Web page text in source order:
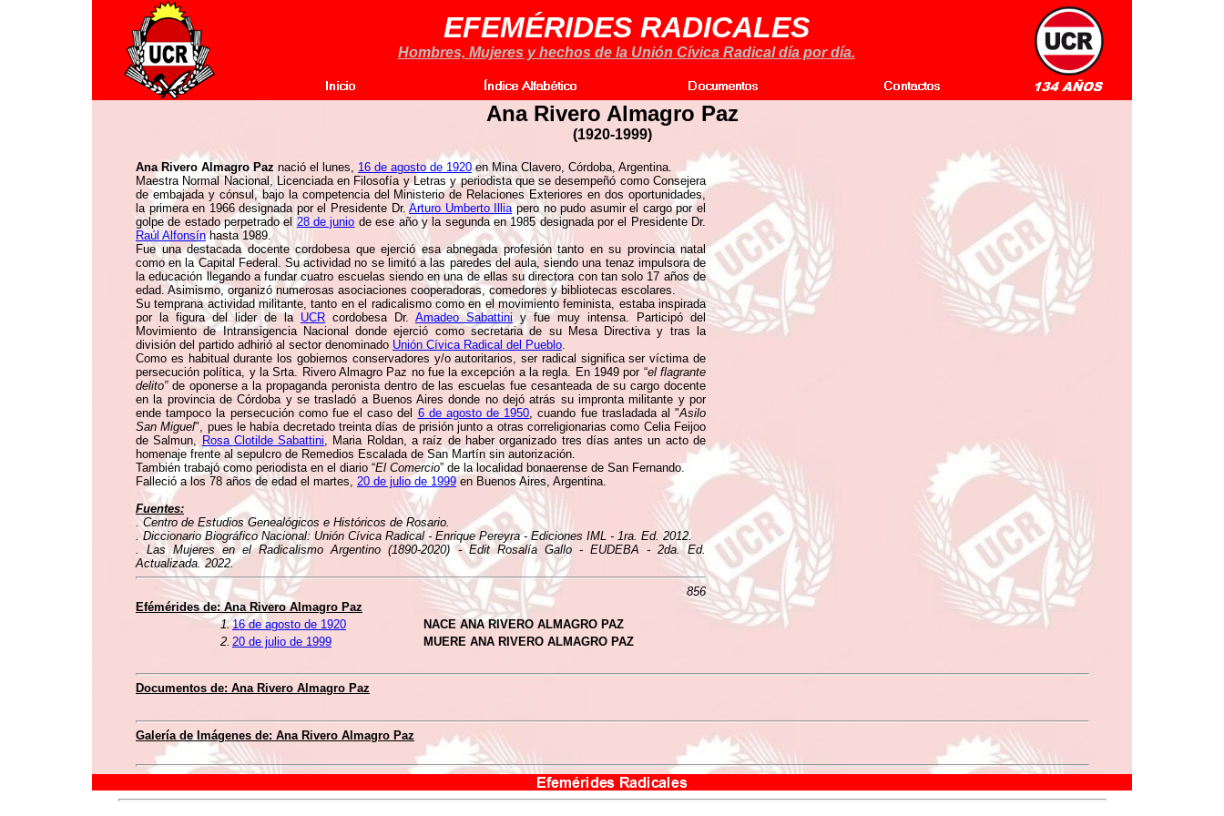
EFEMÉRIDES RADICALES
Hombres, Mujeres y hechos de la Unión Cívica Radical día por día.
Ana Rivero Almagro Paz
(1920-1999)
Ana Rivero Almagro Paz nació el lunes, 16 de agosto de 1920en Mina Clavero, Córdoba, Argentina.
Maestra Normal Nacional, Licenciada en Filosofía y Letras y periodista que se desempeñó como Consejera
de embajada y cónsul, bajo la competencia del Ministerio de Relaciones Exteriores en dos oportunidades,
la primera en 1966 designada por el Presidente Dr.Arturo Umberto Illiapero no pudo asumir el cargo por el
golpe de estado perpetrado el 28 de junio de ese año y la segunda en 1985 designada por el Presidente Dr.
Raúl Alfonsínhasta 1989.
Fue una destacada docente cordobesa que ejerció esa abnegada profesión tanto en su provincia natal
como en la Capital Federal. Su actividad no se limitó a las paredes del aula, siendo una tenaz impulsora de
la educación llegando a fundar cuatro escuelas siendo en una de ellas su directora con tan solo 17 años de
edad. Asimismo, organizó numerosas asociaciones cooperadoras, comedores y bibliotecas escolares.
Su temprana actividad militante, tanto en el radicalismo como en el movimiento feminista, estaba inspirada
por la figura del lider de la UCR cordobesa Dr. Amadeo Sabattiniy fue muy intensa. Participó del
Movimiento de Intransigencia Nacional donde ejerció como secretaria de su Mesa Directiva y tras la
división del partido adhirió al sector denominado Unión Cívica Radical del Pueblo.
Como es habitual durante los gobiernos conservadores y/o autoritarios, ser radical significa ser víctima de
persecución política, y la Srta. Rivero Almagro Paz no fue la excepción a la regla. En 1949 por “el flagrante
delito”de oponerse a la propaganda peronista dentro de las escuelas fue cesanteada de su cargo docente
en la provincia de Córdoba y se trasladó a Buenos Aires donde no dejó atrás su impronta militante y por
ende tampoco la persecución como fue el caso del 6 de agosto de 1950, cuando fue trasladada al "Asilo
San Miguel", pues le había decretado treinta días de prisión junto a otras correligionarias como Celia Feijoo
de Salmun, Rosa Clotilde Sabattini, Maria Roldan, a raíz de haber organizado tres días antes un acto de
homenaje frente al sepulcro de Remedios Escalada de San Martín sin autorización.
También trabajó como periodista en el diario “El Comercio” de la localidad bonaerense de San Fernando.
Falleció a los 78 años de edad el martes, 20 de julio de 1999 en Buenos Aires, Argentina.
Fuentes:
. Centro de Estudios Genealógicos e Históricos de Rosario.
. Diccionario Biográfico Nacional: Unión Cívica Radical - Enrique Pereyra - Ediciones IML - 1ra. Ed. 2012.
. Las Mujeres en el Radicalismo Argentino (1890-2020) - Edit Rosalía Gallo - EUDEBA - 2da. Ed.
Actualizada. 2022.
856
Efémérides de: Ana Rivero Almagro Paz
1.16 de agosto de 1920
NACE ANA RIVERO ALMAGRO PAZ
2. 20 de julio de 1999 MUERE ANA RIVERO ALMAGRO PAZ
Documentos de: Ana Rivero Almagro Paz
Galería de Imágenes de: Ana Rivero Almagro Paz